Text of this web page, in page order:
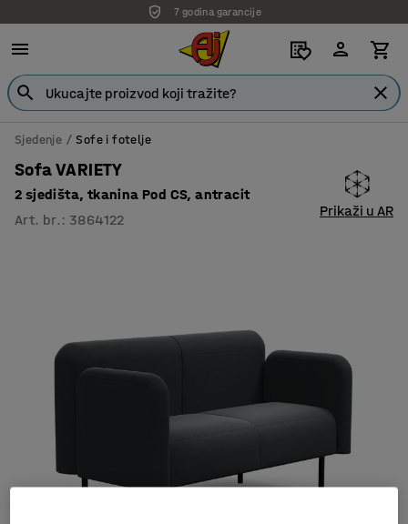
7 godina garancije
Sjedenje Sofe i fotelje
Sofa VARIETY
2 sjedišta, tkanina Pod CS, antracit
Art. br. : 3864122
Prikaži u AR